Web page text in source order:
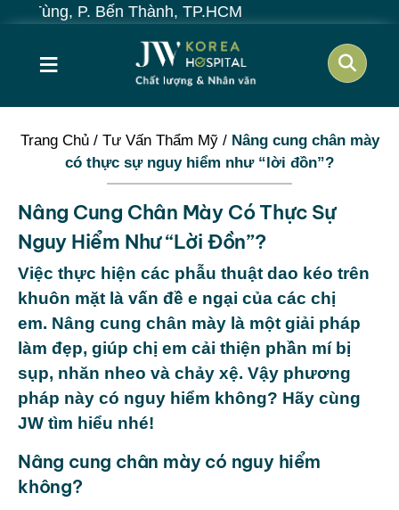
TP.HCM
≡
Trang Chủ/ Tư Vấn Thẩm Mỹ/ Nâng cung chân mày
có thực sự nguy hiểm như “lời đồn”?
Nâng Cung Chân Mày Có Thực Sự
Nguy Hiểm Như “lời Đồn”?
Việc thực hiện các phẫu thuật dao kéo trên
khuôn mặt là vấn đề e ngại của các chị
em. Nâng cung chân mày là một giải pháp
làm đẹp, giúp chị em cải thiện phần mí bị
sụp, nhăn nheo và chảy xệ. Vậy phương
pháp này có nguy hiểm không? Hãy cùng
JW tìm hiểu nhé!
Nâng cung chân mày có nguy hiểm
không?